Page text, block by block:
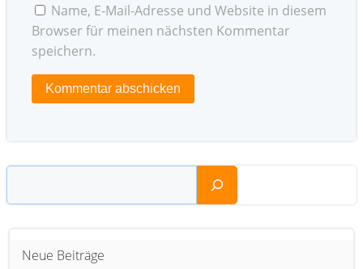
Name, E-Mail-Adresse und Website in diesem
Browser für meinen nächsten Kommentar
speichern.
Suchen
Neue Beiträge